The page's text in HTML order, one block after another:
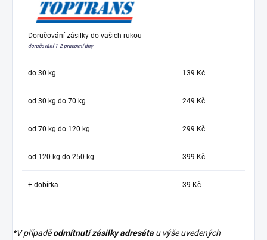
Doručování zásilky do vašich rukou
doručování 1-2 pracovní dny
do 30 kg 139 Kč
od 30 kg do 70 kg 249 Kč
od 70 kg do 120 kg 299 Kč
od 120 kg do 250 kg 399 Kč
+ dobírka 39 Kč
*V případěodmítnutí zásilky adresáta u výše uvedených